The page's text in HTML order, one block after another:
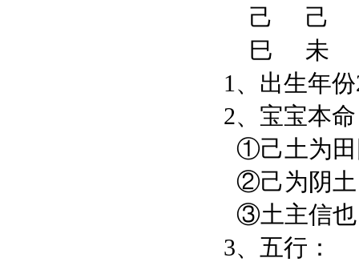
己 己
巳 未
1、出生年份
2、宝宝本命
①己土为田
②己为阴土
③土主信也
3、 五行：